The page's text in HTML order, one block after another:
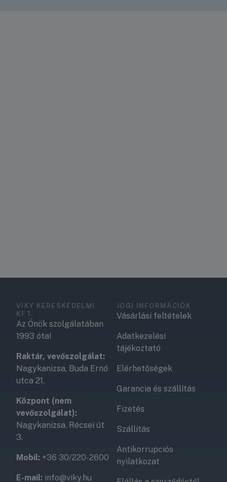
VIKY KERESKEDELMI
KFT.
Az Önök szolgálatában
1993 óta!
Raktár, vevőszolgálat:
Nagykanizsa, Buda Ernő
utca 21.
Központ (nem
vevőszolgálat):
Nagykanizsa, Récsei út
3.
Mobil: +36 30/220-2600
E-mail: info@viky.hu
JOGI INFORMÁCIÓK
Vásárlási feltételek
Adatkezelési
tájékoztató
Elérhetőségek
Garancia és szállítás
Fizetés
Szállítás
Antikorrupciós
nyilatkozat